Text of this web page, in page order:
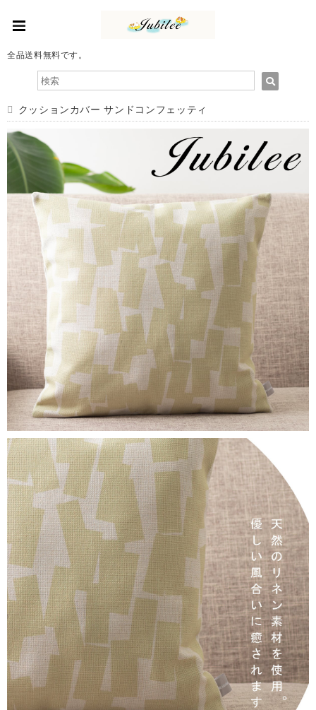
全品送料無料です。
クッションカバー サンドコンフェッティ